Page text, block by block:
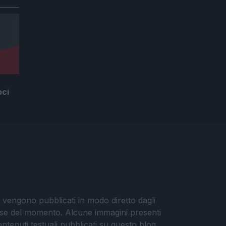
pubblicati in modo diretto dagli
del momento. Alcune immagini presenti